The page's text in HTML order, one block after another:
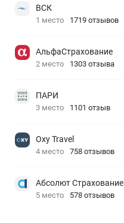
ВСК
1 место 1719 отзывов
АльфаСтрахование
2 место 1303 отзыва
ПАРИ
3 место 1101 отзыв
Oxy Travel
4 место 758 отзывов
Абсолют Страхование
5 место 578 отзывов